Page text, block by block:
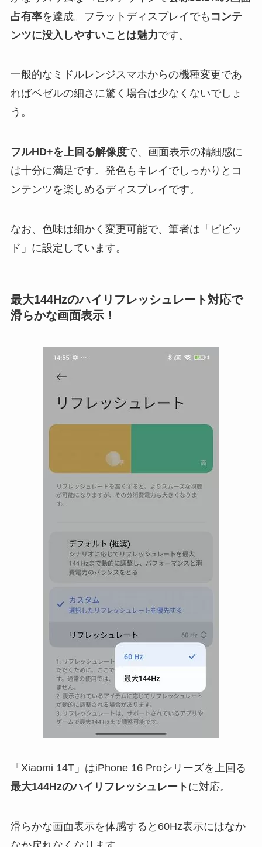
占有率を達成。フラットディスプレイでも コンテ
ンツに没入しやすいことは魅力です。
一般的なミドルレンジスマホからの機種変更であ
ればベゼルの細さに驚く場合は少なくないでしょ
う。
フルHD+を上回る解像度で、画面表示の精細感に
は十分に満足です。発色もキレイでしっかりとコ
ンテンツを楽しめるディスプレイです。
なお、色味は細かく変更可能で、筆者は「ビビッ
ド」に設定しています。
最大144Hzのハイリフレッシュレート対応で
滑らかな画面表示！
「Xiaomi 14T」はiPhone 16 Proシリーズを上回る
最大144Hzのハイリフレッシュレート に対応。
滑らかな画面表示を体感すると60Hz表示にはなか